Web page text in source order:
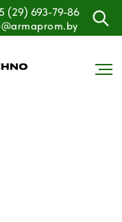
(29) 693-79-86
86